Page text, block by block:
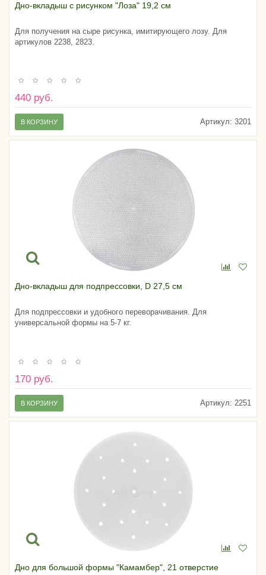
Дно-вкладыш с рисунком "Лоза" 19,2 см
Для получения на сыре рисунка, имитирующего лозу. Для
артикулов 2238, 2823.
440 руб.
Артикул: 3201
В КОРЗИНУ
Дно-вкладыш для подпрессовки, D 27,5 см
Для подпрессовки и удобного переворачивания. Для
универсальной формы на 5-7 кг.
170 руб.
Артикул: 2251
В КОРЗИНУ
Дно для большой формы "Камамбер", 21 отверстие